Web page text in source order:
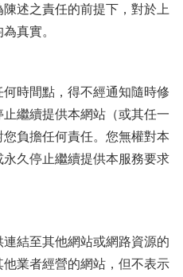
述之責任的前提下，對於上
真實。
時間點，得不經通知隨時修
繼續提供本網站（或其任一
負擔任何責任。您無權對本
久停止繼續提供本服務要求
結至其他網站或網路資源的
業者經營的網站，但不表示